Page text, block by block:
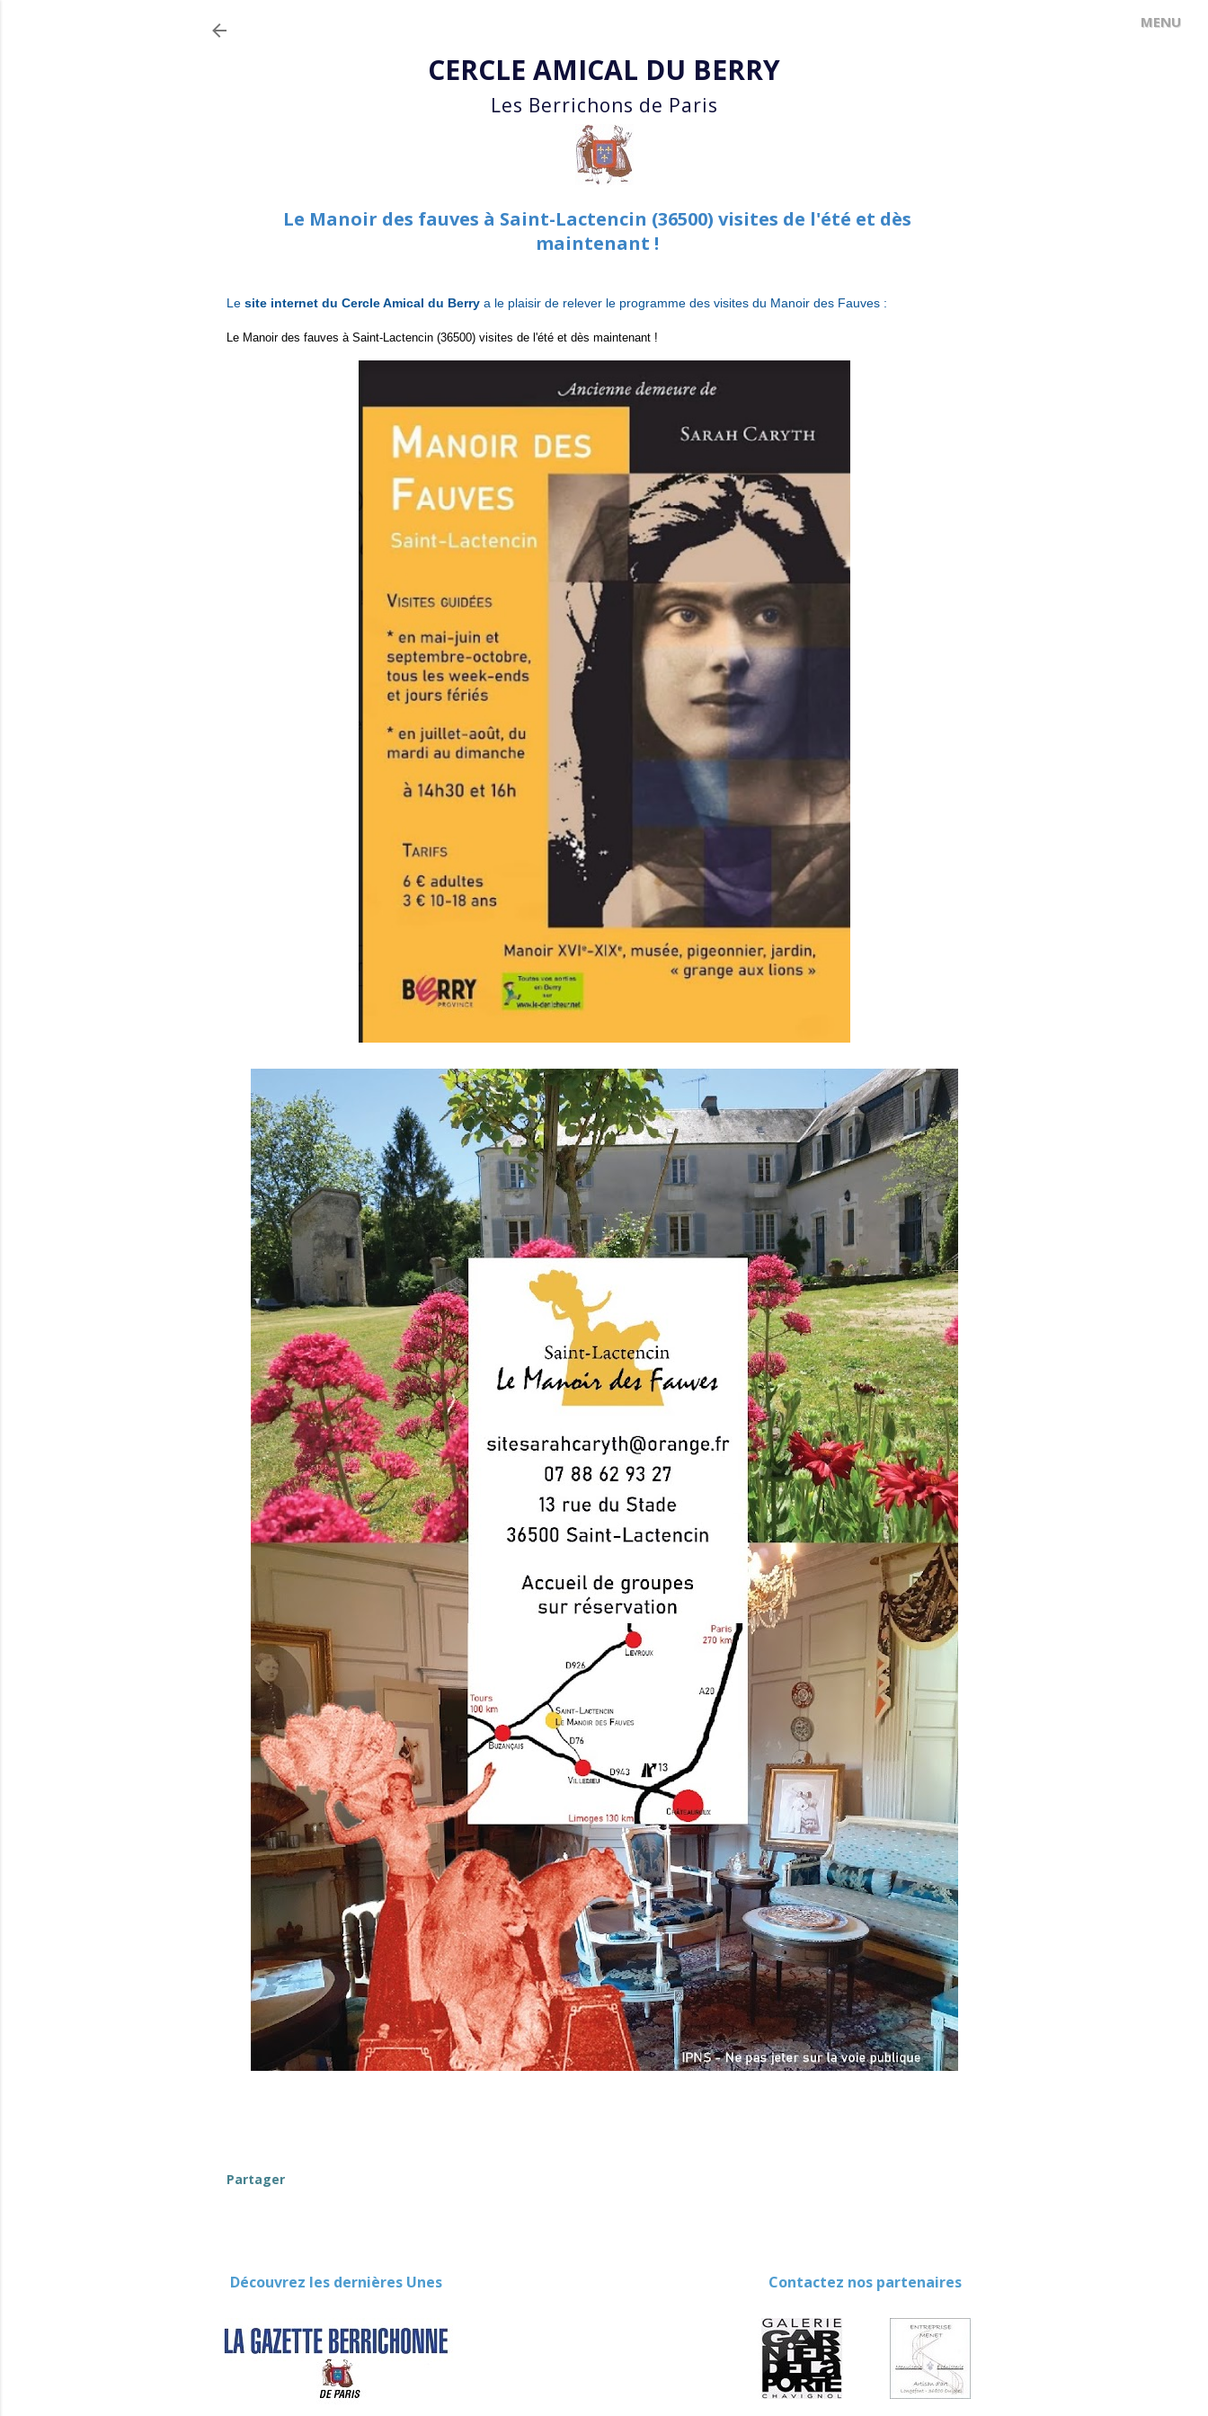
CERCLE AMICAL DU BERRY
Les Berrichons de Paris
Le Manoir des fauves à Saint-Lactencin (36500) visites de l'été et dès
maintenant !
Le site internet du Cercle Amical du Berry a le plaisir de relever le programme des visites du Manoir des Fauves :
Le Manoir des fauves à Saint-Lactencin (36500) visites de l'été et dès maintenant !
Partager
Découvrez les dernières Unes Contactez nos partenaires